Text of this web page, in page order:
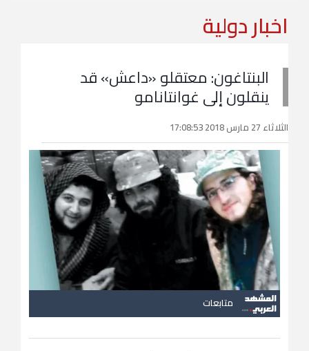
اخبار دولية
البنتاغون: معتقلو «داعش» قد
ينقلون إلى غوانتانامو
الثلاثاء 27 مارس 2018 17:08:53
متابعات